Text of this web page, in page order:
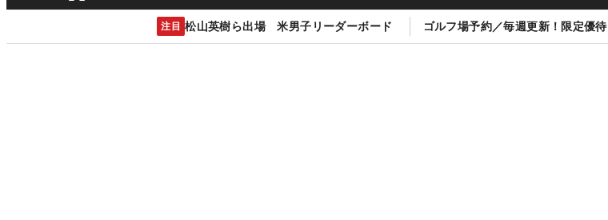
注目 松山英樹ら出場 米男子リーダーボード ゴルフ場予約／毎週更新！限定優